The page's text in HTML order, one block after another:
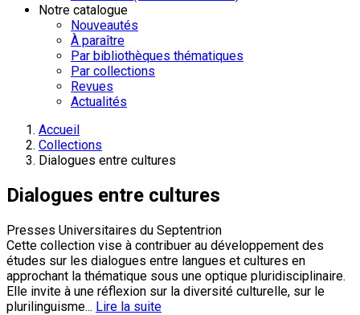
Notre catalogue
Nouveautés
À paraître
Par bibliothèques thématiques
Par collections
Revues
Actualités
Accueil
Collections
Dialogues entre cultures
Dialogues entre cultures
Presses Universitaires du Septentrion
Cette collection vise à contribuer au développement des
études sur les dialogues entre langues et cultures en
approchant la thématique sous une optique pluridisciplinaire.
Elle invite à une réflexion sur la diversité culturelle, sur le
plurilinguisme... Lire la suite